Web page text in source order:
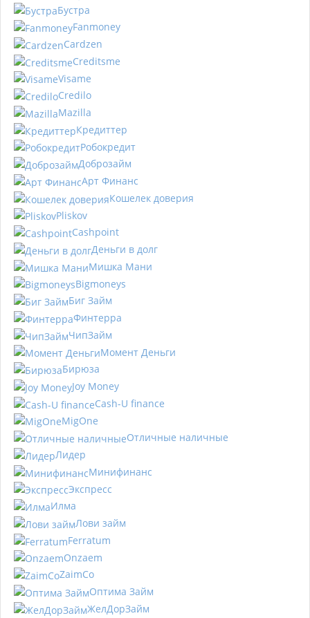
Бустра
Fanmoney
Cardzen
Creditsme
Visame
Credilo
Mazilla
Кредиттер
Робокредит
Доброзайм
Арт Финанс
Кошелек доверия
Pliskov
Cashpoint
Деньги в долг
Мишка Мани
Bigmoneys
Биг Займ
Финтерра
ЧипЗайм
Момент Деньги
Бирюза
Joy Money
Cash-U finance
MigOne
Отличные наличные
Лидер
Минифинанс
Экспресс
Илма
Лови займ
Ferratum
Onzaem
ZaimCo
Оптима Займ
ЖелДорЗайм